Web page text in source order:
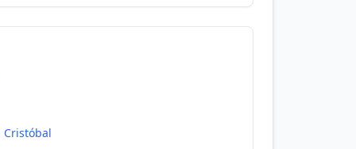
Cristóbal